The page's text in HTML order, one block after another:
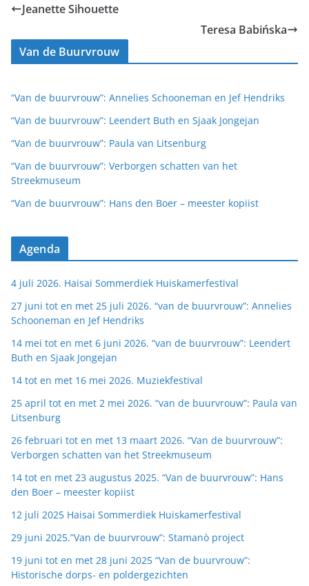
Jeanette Sihouette
Teresa Babińska
Van de Buurvrouw
“Van de buurvrouw”: Annelies Schooneman en Jef Hendriks
“Van de buurvrouw”: Leendert Buth en Sjaak Jongejan
“Van de buurvrouw”: Paula van Litsenburg
“Van de buurvrouw”: Verborgen schatten van het
Streekmuseum
“Van de buurvrouw”: Hans den Boer – meester kopiist
Agenda
4 juli 2026. Haisai Sommerdiek Huiskamerfestival
27 juni tot en met 25 juli 2026. “van de buurvrouw”: Annelies
Schooneman en Jef Hendriks
14 mei tot en met 6 juni 2026. “van de buurvrouw”: Leendert
Buth en Sjaak Jongejan
14 tot en met 16 mei 2026. Muziekfestival
25 april tot en met 2 mei 2026. “van de buurvrouw”: Paula van
Litsenburg
26 februari tot en met 13 maart 2026. “Van de buurvrouw”:
Verborgen schatten van het Streekmuseum
14 tot en met 23 augustus 2025. “Van de buurvrouw”: Hans
den Boer – meester kopiist
12 juli 2025 Haisai Sommerdiek Huiskamerfestival
29 juni 2025.”Van de buurvrouw”: Stamanò project
19 juni tot en met 28 juni 2025 “Van de buurvrouw”:
Historische dorps- en poldergezichten